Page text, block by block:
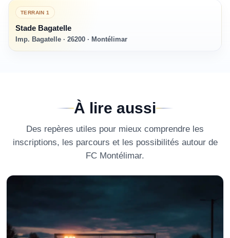
TERRAIN1
Stade Bagatelle
Imp. Bagatelle · 26200 · Montélimar
À lire aussi
Des repères utiles pour mieux comprendre les
inscriptions, les parcours et les possibilités autour de
FC Montélimar.